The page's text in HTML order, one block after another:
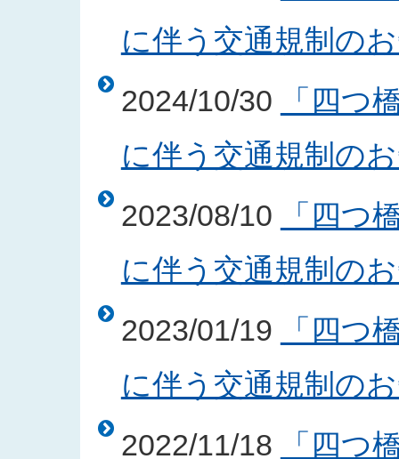
に伴う交通規制の
2024/10/30
「四つ
に伴う交通規制の
2023/08/10
「四つ
に伴う交通規制の
2023/01/19
「四つ
に伴う交通規制の
2022/11/18
「四つ